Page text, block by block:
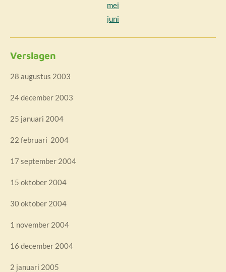
mei
juni
Verslagen
28 augustus 2003
24 december 2003
25 januari 2004
22 februari 2004
17 september 2004
15 oktober 2004
30 oktober 2004
1 november 2004
16 december 2004
2 januari 2005